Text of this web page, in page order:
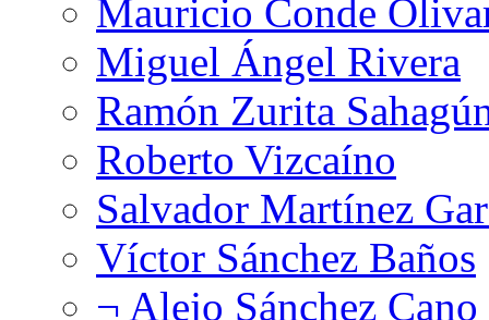
Mauricio Conde
Miguel Ángel Rivera
Ramón Zurita
Roberto Vizcaíno
Salvador Martínez
Víctor Sánchez Baños
¬ Alejo Sánchez Cano